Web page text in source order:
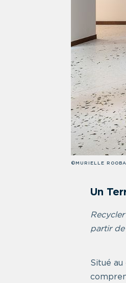
©MURIELLE
Un
partir de
Situé